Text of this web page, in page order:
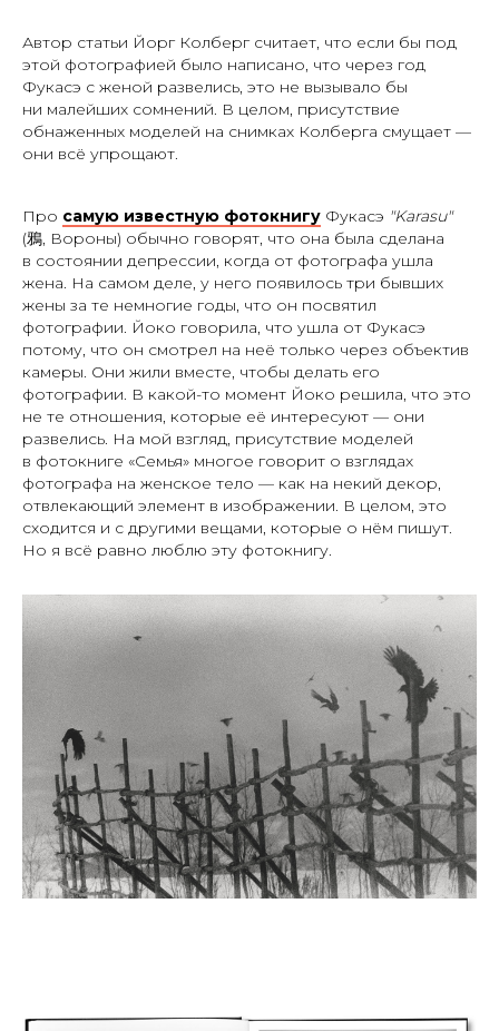
Автор статьи Йорг Колберг считает, что если бы под
этой фотографией было написано, что через год
Фукасэ с женой развелись, это не вызывало бы
ни малейших сомнений. В целом, присутствие
обнаженных моделей на снимках Колберга смущает —
они всё упрощают.
Про самую известную фотокнигу Фукасэ "Karasu"
(鴉, Вороны) обычно говорят, что она была сделана
в состоянии депрессии, когда от фотографа ушла
жена. На самом деле, у него появилось три бывших
жены за те немногие годы, что он посвятил
фотографии. Йоко говорила, что ушла от Фукасэ
потому, что он смотрел на неё только через объектив
камеры. Они жили вместе, чтобы делать его
фотографии. В какой-то момент Йоко решила, что это
не те отношения, которые её интересуют — они
развелись. На мой взгляд, присутствие моделей
в фотокниге «Семья» многое говорит о взглядах
фотографа на женское тело — как на некий декор,
отвлекающий элемент в изображении. В целом, это
сходится и с другими вещами, которые о нём пишут.
Но я всё равно люблю эту фотокнигу.